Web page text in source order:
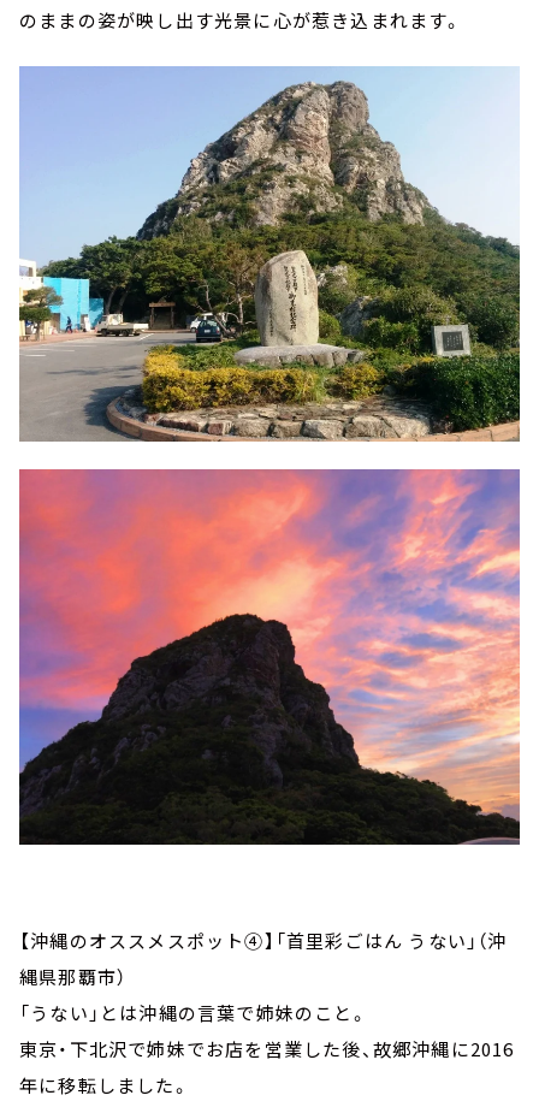
のままの姿が映し出す光景に心が惹き込まれます。
【沖縄のオススメスポット④】「首里彩ごはん うない」（沖
縄県那覇市）
「うない」とは沖縄の言葉で姉妹のこと。
東京・下北沢で姉妹でお店を営業した後、故郷沖縄に2016
年に移転しました。